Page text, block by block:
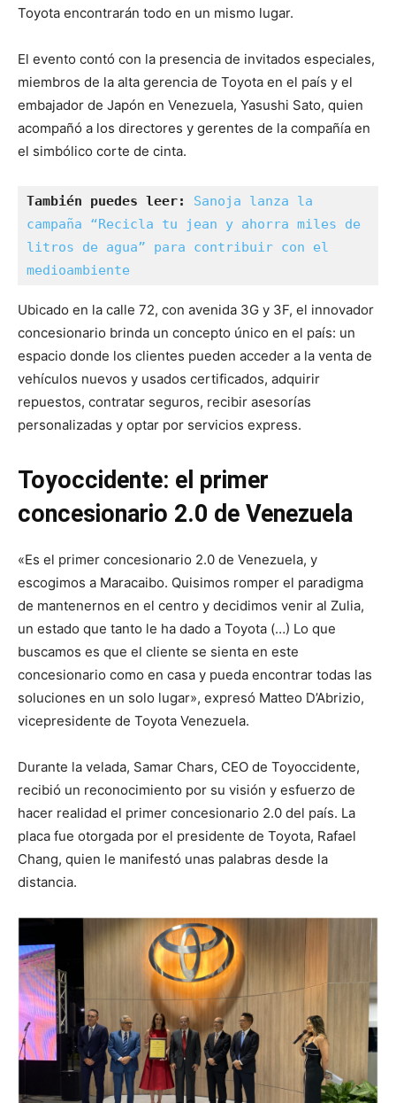
Toyota encontrarán todo en un mismo lugar.
El evento contó con la presencia de invitados especiales,
miembros de la alta gerencia de Toyota en el país y el
embajador de Japón en Venezuela, Yasushi Sato, quien
acompañó a los directores y gerentes de la compañía en
el simbólico corte de cinta.
También puedes leer:
Sanoja lanza la
campaña “Recicla tu jean y ahorra miles de
litros de agua” para contribuir con el
medioambiente
Ubicado en la calle 72, con avenida 3G y 3F, el innovador
concesionario brinda un concepto único en el país: un
espacio donde los clientes pueden acceder a la venta de
vehículos nuevos y usados certificados, adquirir
repuestos, contratar seguros, recibir asesorías
personalizadas y optar por servicios express.
Toyoccidente: el primer
concesionario 2.0 de Venezuela
«Es el primer concesionario 2.0 de Venezuela, y
escogimos a Maracaibo. Quisimos romper el paradigma
de mantenernos en el centro y decidimos venir al Zulia,
un estado que tanto le ha dado a Toyota (…) Lo que
buscamos es que el cliente se sienta en este
concesionario como en casa y pueda encontrar todas las
soluciones en un solo lugar», expresó Matteo D’Abrizio,
vicepresidente de Toyota Venezuela.
Durante la velada, Samar Chars, CEO de Toyoccidente,
recibió un reconocimiento por su visión y esfuerzo de
hacer realidad el primer concesionario 2.0 del país. La
placa fue otorgada por el presidente de Toyota, Rafael
Chang, quien le manifestó unas palabras desde la
distancia.